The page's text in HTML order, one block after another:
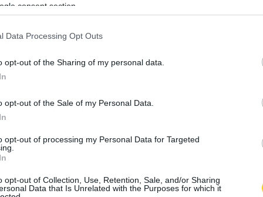
consent section.
Data Processing Opt Outs
opt-out of the Sharing of my personal data.
opt-out of the Sale of my Personal Data.
opt-out of processing my Personal Data for Targeted
opt-out of Collection, Use, Retention, Sale, and/or Sharing
Data that Is Unrelated with the Purposes for which it
véget érnek a mulatságok. Szeged környékén úgy
november végén kezdődtek a disznótorok, ezért